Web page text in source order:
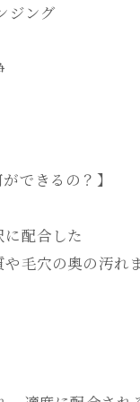
ジング
できるの？】
配合した
毛穴の奥の汚れ